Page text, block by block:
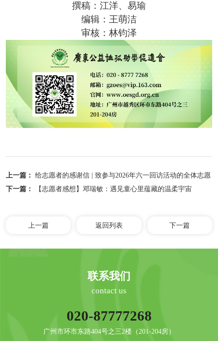
撰稿：江洋、易瑜
编辑：王萌洁
审核：林钧泽
上一篇： 给志愿者的感谢信 | 致参与2026年六一回访活动的全体志愿
者
下一篇： 【志愿者感想】邓瑞敏：遇见童心里蕴藏的温柔宇宙
上一篇 返回列表 下一篇
联系我们
contact us
020-87777268
广州市环市东路404号之三2楼（201-204房）